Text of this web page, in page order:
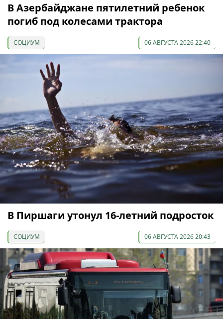
В Азербайджане пятилетний ребенок
погиб под колесами трактора
СОЦИУМ 06 АВГУСТА 2026 22:40
В Пиршаги утонул 16-летний подросток
СОЦИУМ 06 АВГУСТА 2026 20:43